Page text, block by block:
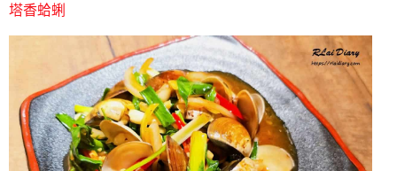
塔香蛤蜊